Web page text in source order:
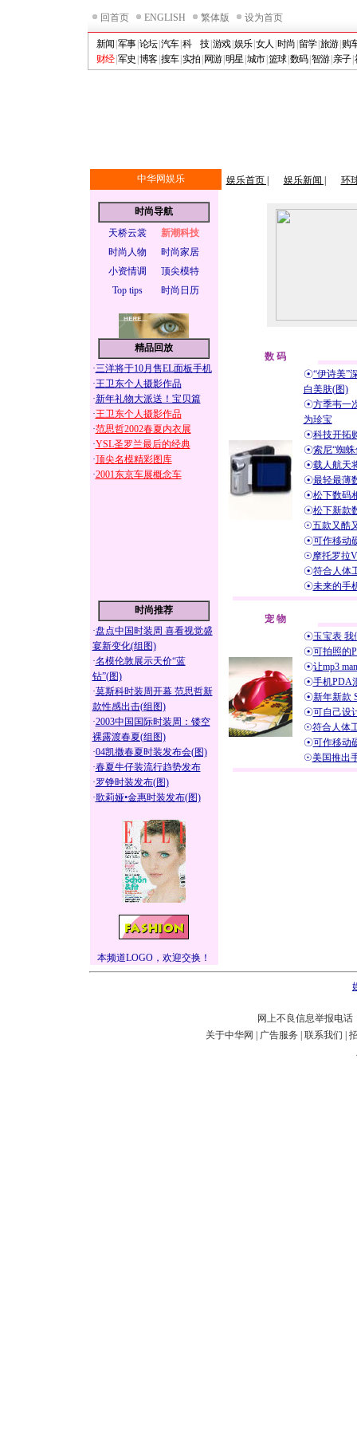
回首页 ENGLISH 繁体版 设为首页
新闻 军事| 论坛| 汽车| 科 技| 游戏| 娱乐| 女人 时尚 留学| 旅游| 购
财经| 军史 博客| 搜车| 实拍 网游| 明星 城市| 篮球| 数码| 智游| 亲子|
中华网娱乐 娱乐首页 | 娱乐新闻 | 环
时尚导航
天桥云裳
新潮科技
时尚人物
时尚家居
小资情调
顶尖模特
Top tips
时尚日历
精品回放
·三洋将于10月售EL面板手机
·王卫东个人摄影作品
·新年礼物大派送！宝贝篇
·王卫东个人摄影作品
·范思哲2002春夏内衣展
·YSL圣罗兰最后的经典
·顶尖名模精彩图库
·2001东京车展概念车
数 码
☉“伊诗美”
白美肤(图)
☉方季韦一
为珍宝
☉科技开拓
☉索尼“蜘
☉载人航天
☉最轻最薄
☉松下数码
☉松下新款
☉五款又酷
☉可作移动
☉摩托罗拉
☉符合人体
☉未来的手
时尚推荐
·盘点中国时装周 喜看视觉盛
宴新变化(组图)
·名模伦敦展示天价“蓝
钻”(图)
·莫斯科时装周开幕 范思哲新
款性感出击(组图)
·2003中国国际时装周：镂空
裸露渡春夏(组图)
·04凯撒春夏时装发布会(图)
·春夏牛仔装流行趋势发布
·罗铮时装发布(图)
·歌莉娅•金惠时装发布(图)
本频道LOGO，欢迎交换！
宠 物
☉玉宝表
☉可拍照的
☉让mp3
☉手机PDA
☉新年新款
☉可自己设
☉符合人体
☉可作移动
☉美国推出
网上不良信息举报电话
关于中华网
广告服务 联系我们